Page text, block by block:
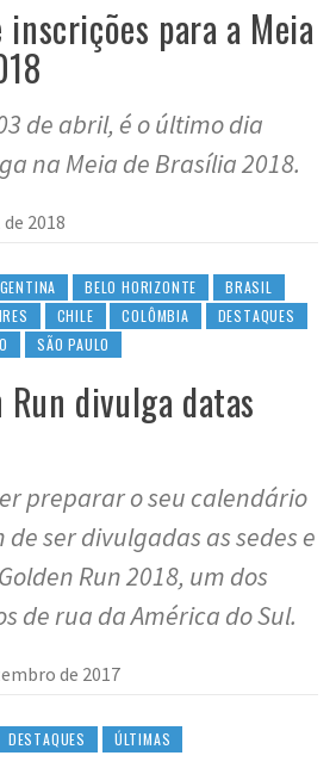
para a Meia
de abril, é o último dia
na Meia de Brasília 2018.
2018
BELO HORIZONTE
BRASIL
CHILE COLÔMBIA
DESTAQUES
SÃO PAULO
Run divulga datas
preparar o seu calendário
ser divulgadas as sedes e
Run 2018, um dos
de rua da América do Sul.
de 2017
DESTAQUES ÚLTIMAS